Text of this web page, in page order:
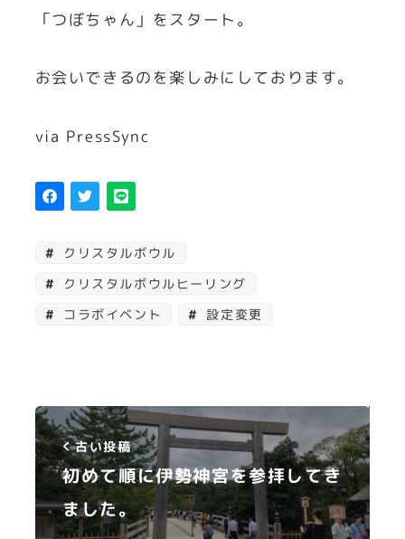
「つぼちゃん」をスタート。
お会いできるのを楽しみにしております。
via PressSync
クリスタルボウル
クリスタルボウルヒーリング
コラボイベント
設定変更
古い投稿
初めて順に伊勢神宮を参拝してき
ました。